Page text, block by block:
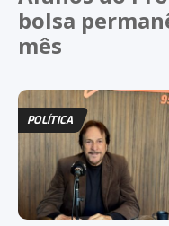
bolsa
mês
POLÍTICA